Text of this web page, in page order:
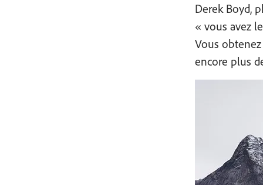
Derek Boyd,
« vous avez
Vous
encore plus